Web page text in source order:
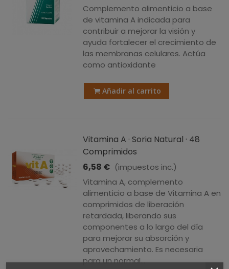
Complemento alimenticio a base
de vitamina A indicada para
contribuir a mejorar la visión y
ayuda fortalecer el crecimiento de
las membranas celulares. Actúa
como antioxidante
Añadir al carrito
Vitamina A · Soria Natural · 48
Comprimidos
6,58 € (impuestos inc.)
Vitamina A, complemento
alimenticio a base de Vitamina A en
comprimidos de liberación
retardada, liberando sus
componentes a lo largo del día
para mejorar su absorción y
aprovechamiento. Es necesaria
para un normal...